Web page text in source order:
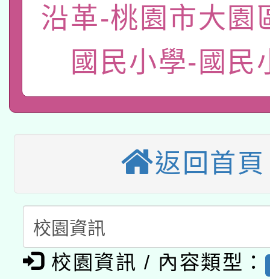
方素養工作坊新北場」
「族語學習班」招生簡
文教學共融平台-教案
件」活動簡章
教育部國民及學前教育
年度COVID-19疫苗接
接種對象擴大為「滿6
接種之民眾」措施，延
月28日止
本市兒童口腔健康促進
宣導素材2份，請協助
管道加強宣導
115年8月22日(星期六
桃園市孔廟祈福系列
開 智慧啟航」
2026年桃園地景藝術
「2026桃園藝術巡演
轉知教育部國民及學前
國立臺灣師範大學辦理
年度健康促進學校輔導
業成長研習」實施計畫
函轉國家教育研究院中
原住民族教育政策研討
族教育國際趨勢與發展
轉知教育部國民及學前
新北市政府教育局辦理
函轉國立臺灣師範大學
沿革-桃園市大園
國民小學-國民
返回首頁
校園資訊 / 內容類型：